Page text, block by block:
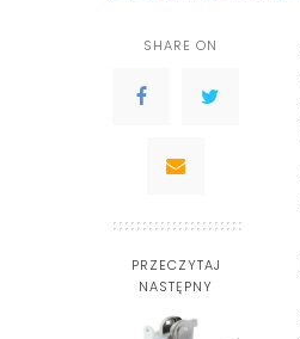
SHARE ON
PRZECZYTAJ
NASTĘPNY